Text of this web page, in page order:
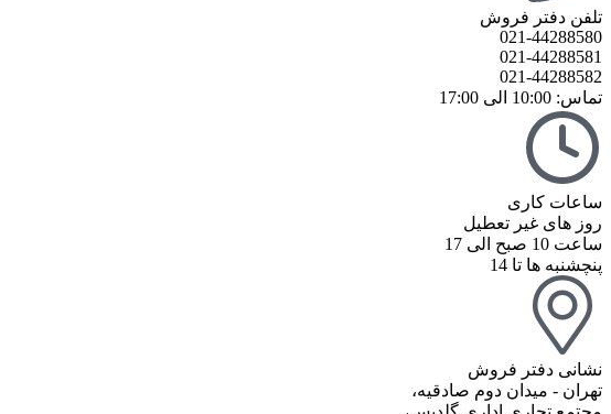
تلفن دفتر فروش
021-44288580
021-44288581
021-44288582
تماس: 10:00 الی 17:00
ساعات کاری
روز های غیر تعطیل
ساعت 10 صبح الی 17
پنچشنبه ها تا 14
نشانی دفتر فروش
تهران - میدان دوم صادقیه،